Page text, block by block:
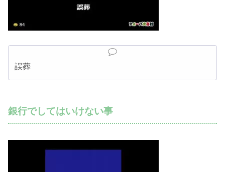
誤葬
銀行でしてはいけない事